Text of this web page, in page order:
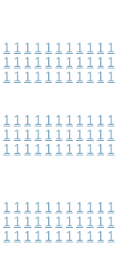
1 1 1 1 1 1 1 1 1 1 1
1 1 1 1 1 1 1 1 1 1 1
1 1 1 1 1 1 1 1 1 1 1
1 1 1 1 1 1 1 1 1 1 1
1 1 1 1 1 1 1 1 1 1 1
1 1 1 1 1 1 1 1 1 1 1
1 1 1 1 1 1 1 1 1 1 1
1 1 1 1 1 1 1 1 1 1 1
1 1 1 1 1 1 1 1 1 1 1